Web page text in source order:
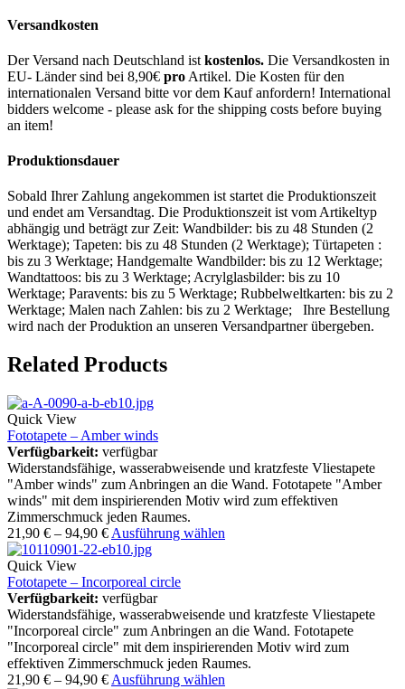
Versandkosten
Der Versand nach Deutschland ist kostenlos. Die Versandkosten in
EU- Länder sind bei 8,90€ pro Artikel. Die Kosten für den
internationalen Versand bitte vor dem Kauf anfordern! International
bidders welcome - please ask for the shipping costs before buying
an item!
Produktionsdauer
Sobald Ihrer Zahlung angekommen ist startet die Produktionszeit
und endet am Versandtag. Die Produktionszeit ist vom Artikeltyp
abhängig und beträgt zur Zeit: Wandbilder: bis zu 48 Stunden (2
Werktage); Tapeten: bis zu 48 Stunden (2 Werktage); Türtapeten :
bis zu 3 Werktage; Handgemalte Wandbilder: bis zu 12 Werktage;
Wandtattoos: bis zu 3 Werktage; Acrylglasbilder: bis zu 10
Werktage; Paravents: bis zu 5 Werktage; Rubbelweltkarten: bis zu 2
Werktage; Malen nach Zahlen: bis zu 2 Werktage; Ihre Bestellung
wird nach der Produktion an unseren Versandpartner übergeben.
Related Products
Quick View
Fototapete – Amber winds
Verfügbarkeit: verfügbar
Widerstandsfähige, wasserabweisende und kratzfeste Vliestapete
"Amber winds" zum Anbringen an die Wand. Fototapete "Amber
winds" mit dem inspirierenden Motiv wird zum effektiven
Zimmerschmuck jeden Raumes.
21,90 € – 94,90 € Ausführung wählen
Quick View
Fototapete – Incorporeal circle
Verfügbarkeit: verfügbar
Widerstandsfähige, wasserabweisende und kratzfeste Vliestapete
"Incorporeal circle" zum Anbringen an die Wand. Fototapete
"Incorporeal circle" mit dem inspirierenden Motiv wird zum
effektiven Zimmerschmuck jeden Raumes.
21,90 € – 94,90 € Ausführung wählen